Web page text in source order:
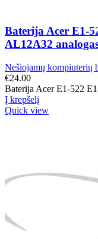
Baterija Acer E1-
AL12A32
Nešiojamų kompiuterių
€24.00
Baterija Acer E1-522
Į krepšelį
Quick view